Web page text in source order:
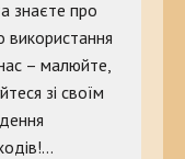
знаєте про
використання
– малюйте,
зі своїм